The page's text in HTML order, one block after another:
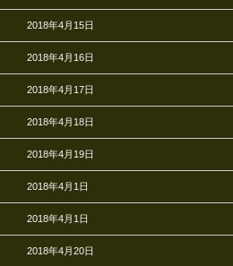
2018年4月15日
2018年4月16日
2018年4月17日
2018年4月18日
2018年4月19日
2018年4月1日
2018年4月1日
2018年4月20日